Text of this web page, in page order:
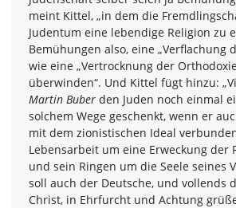
meint Kittel, „in dem die
Judentum eine lebendige Religion zu
Bemühungen also, eine „Verflachung
wie eine „Vertrocknung der
überwinden“. Und Kittel fügt hinzu:
Martin Buber den Juden noch einmal
solchem Wege geschenkt, wenn er
mit dem zionistischen Ideal
Lebensarbeit um eine Erweckung der
und sein Ringen um die Seele seines
soll auch der Deutsche, und vollends
Christ, in Ehrfurcht und Achtung